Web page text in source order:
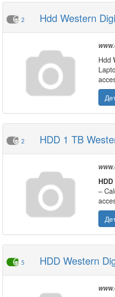
2 Hdd Western
Hdd
2 HDD 1 TB
HDD
–
5 HDD Western